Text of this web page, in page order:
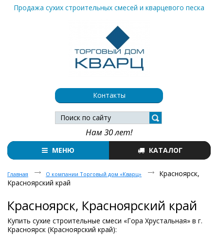
Контакты
Продажа сухих строительных смесей и кварцевого песка
Нам 30 лет!
МЕНЮ КАТАЛОГ
Главная О компании Торговый дом «Кварц»
Красноярск,
Красноярский край
Красноярск, Красноярский край
Купить сухие строительные смеси «Гора Хрустальная» в г.
Красноярск (Красноярский край):